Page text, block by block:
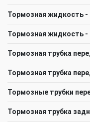
Тормозная жидкость -
Тормозная жидкость -
Тормозная трубка
Тормозная трубка
Тормозные трубки
Тормозная трубка